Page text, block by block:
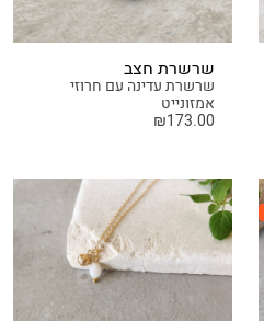
שרשרת חצב
שרשרת עדינה עם חרוזי
אמזונייט
₪173.00